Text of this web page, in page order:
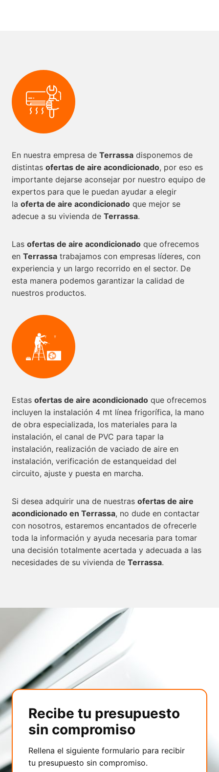
En nuestra empresa de Terrassa disponemos de
distintas ofertas de aire acondicionado, por eso es
importante dejarse aconsejar por nuestro equipo de
expertos para que le puedan ayudar a elegir
la oferta de aire acondicionado que mejor se
adecue a su vivienda de Terrassa.
Las ofertas de aire acondicionado que ofrecemos
en Terrassa trabajamos con empresas líderes, con
experiencia y un largo recorrido en el sector. De
esta manera podemos garantizar la calidad de
nuestros productos.
Estas ofertas de aire acondicionado que ofrecemos
incluyen la instalación 4 mt línea frigorífica, la mano
de obra especializada, los materiales para la
instalación, el canal de PVC para tapar la
instalación, realización de vaciado de aire en
instalación, verificación de estanqueidad del
circuito, ajuste y puesta en marcha.
Si desea adquirir una de nuestras ofertas de aire
acondicionado en Terrassa, no dude en contactar
con nosotros, estaremos encantados de ofrecerle
toda la información y ayuda necesaria para tomar
una decisión totalmente acertada y adecuada a las
necesidades de su vivienda de Terrassa.
Recibe tu presupuesto
sin compromiso
Rellena el siguiente formulario para recibir
tu presupuesto sin compromiso.